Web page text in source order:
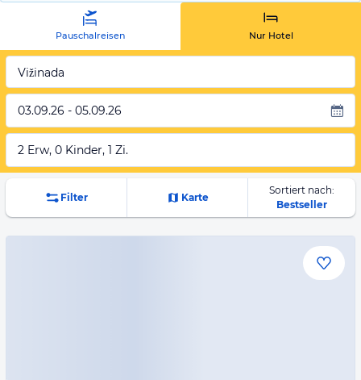
Pauschalreisen Nur Hotel
Vižinada
03.09.26 - 05.09.26
2 Erw, 0 Kinder, 1 Zi.
Filter Karte
Sortiert nach:
Bestseller